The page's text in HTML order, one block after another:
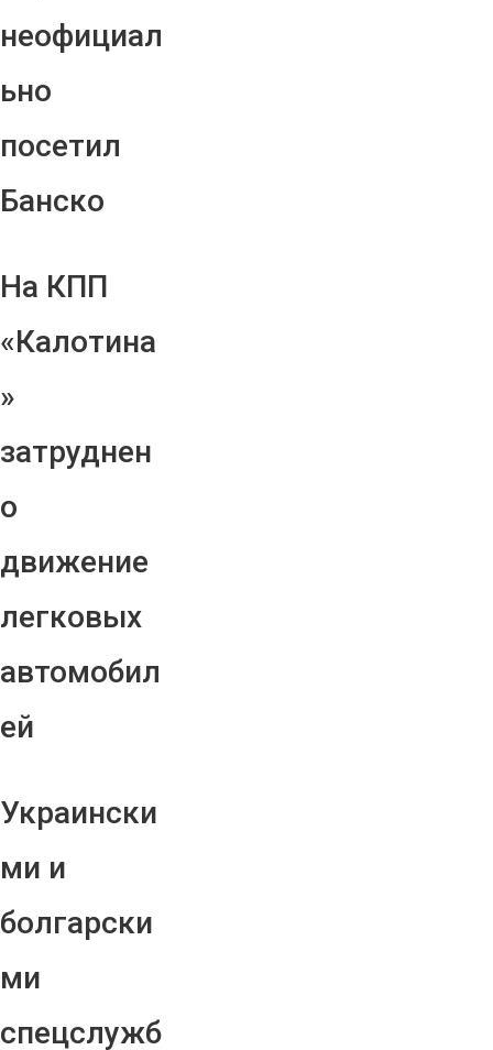
неофициал
ьно
посетил
Банско
На КПП
«Калотина
»
затруднен
о
движение
легковых
автомобил
ей
Украински
ми и
болгарски
ми
спецслужб